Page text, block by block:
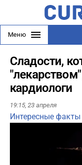
Меню
Сладости,
кардиологи
19:15, 23 апреля
Интересные факты